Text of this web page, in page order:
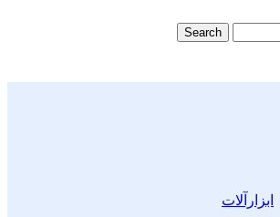
Search
ابزارآلات